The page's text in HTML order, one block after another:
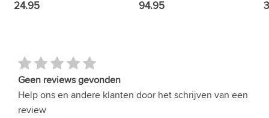
24.95 94.95
Geen reviews gevonden
Help ons en andere klanten door het schrijven van een
review